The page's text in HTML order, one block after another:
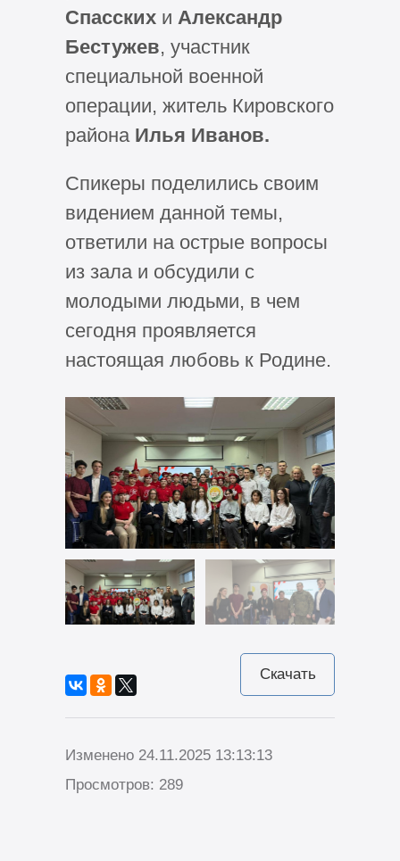
Спасских и Александр
Бестужев, участник
специальной военной
операции, житель Кировского
района Илья Иванов.
Спикеры поделились своим
видением данной темы,
ответили на острые вопросы
из зала и обсудили с
молодыми людьми, в чем
сегодня проявляется
настоящая любовь к Родине.
Скачать
Изменено 24.11.2025 13:13:13
Просмотров: 289